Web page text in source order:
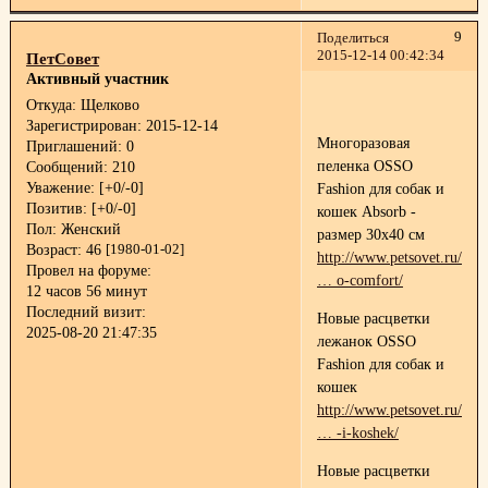
Поделиться
9
2015-12-14 00:42:34
ПетСовет
Активный участник
Откуда: Щелково
Зарегистрирован: 2015-12-14
Приглашений: 0
Сообщений: 210
Уважение: [+0/-0]
Позитив: [+0/-0]
Пол: Женский
Возраст: 46 [1980-01-02]
Провел на форуме:
12 часов 56 минут
Последний визит:
2025-08-20 21:47:35
Многоразовая
пеленка OSSO
Fashion для собак и
кошек Absorb -
размер 30x40 см
http://www.petsovet.ru/
… o-comfort/
Новые расцветки
лежанок OSSO
Fashion для собак и
кошек
http://www.petsovet.ru/
… -i-koshek/
Новые расцветки